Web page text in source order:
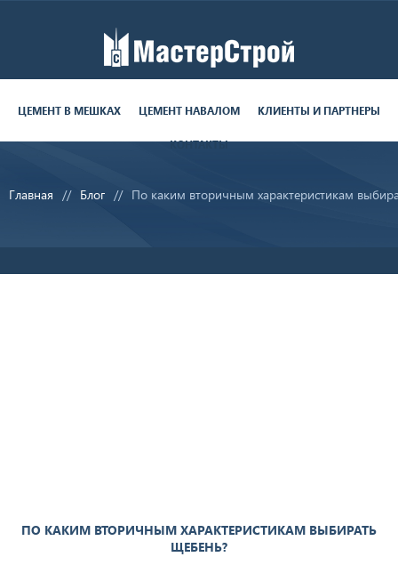
поставки круглосуточно
8 (812) 679-06-70
ЦЕМЕНТ В МЕШКАХ ЦЕМЕНТ НАВАЛОМ КЛИЕНТЫ И ПАРТНЕРЫ
КОНТАКТЫ
Главная Блог По каким вторичным характеристикам
ПО КАКИМ ВТОРИЧНЫМ ХАРАКТЕРИСТИКАМ ВЫБИРАТЬ
ЩЕБЕНЬ?